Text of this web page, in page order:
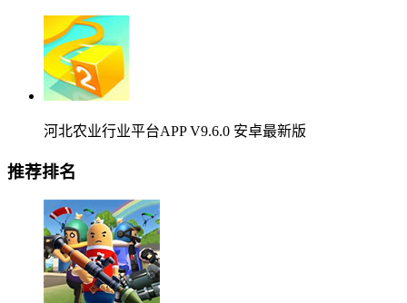
河北农业行业平台APP V9.6.0 安卓最新版
推荐排名